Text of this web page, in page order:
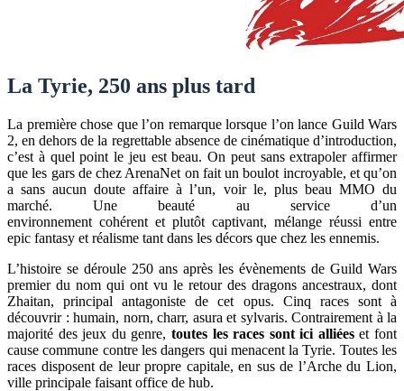
La Tyrie, 250 ans plus tard
La première chose que l’on remarque lorsque l’on lance Guild Wars
2, en dehors de la regrettable absence de cinématique d’introduction,
c’est à quel point le jeu est beau. On peut sans extrapoler affirmer
que les gars de chez ArenaNet on fait un boulot incroyable, et qu’on
a sans aucun doute affaire à l’un, voir le, plus beau MMO du
marché. Une beauté au service d’un
environnement cohérent et plutôt captivant, mélange réussi entre
epic fantasy et réalisme tant dans les décors que chez les ennemis.
L’histoire se déroule 250 ans après les évènements de Guild Wars
premier du nom qui ont vu le retour des dragons ancestraux, dont
Zhaitan, principal antagoniste de cet opus. Cinq races sont à
découvrir : humain, norn, charr, asura et sylvaris. Contrairement à la
majorité des jeux du genre, toutes les races sont ici alliéeset font
cause commune contre les dangers qui menacent la Tyrie. Toutes les
races disposent de leur propre capitale, en sus de l’Arche du Lion,
ville principale faisant office de hub.